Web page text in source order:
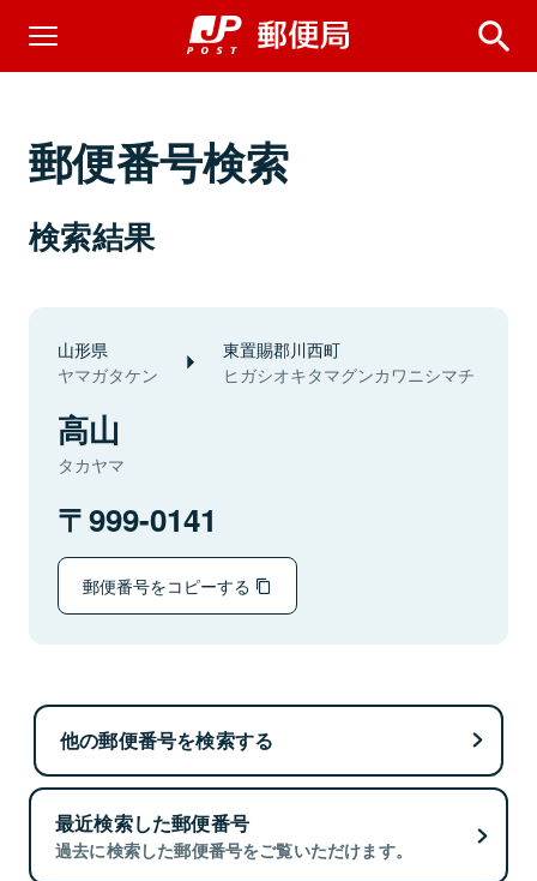
郵便番号検索
検索結果
山形県
ヤマガタケン
東置賜郡川西町
ヒガシオキタマグンカワニシマチ
高山
タカヤマ
999-0141
郵便番号をコピーする
他の郵便番号を検索する
最近検索した郵便番号
過去に検索した郵便番号をご覧いただけます。